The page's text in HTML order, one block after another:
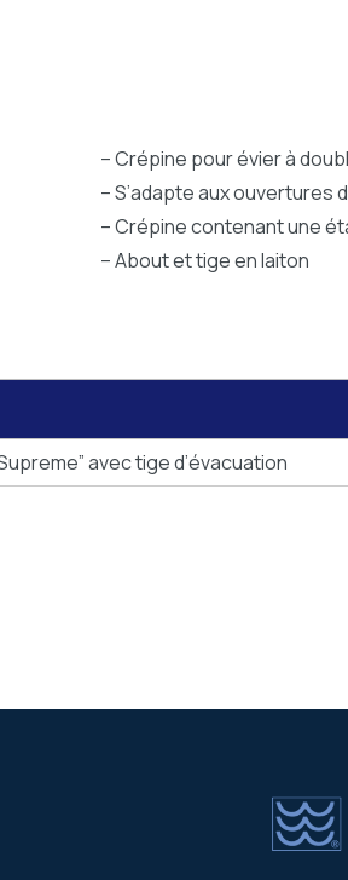
– Crépine pour évier à
– S’adapte aux ouvertures
– Crépine contenant une
– About et tige en laiton
avec tige d’évacuation